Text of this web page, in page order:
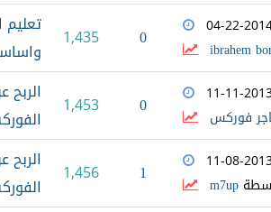
04-22-
ibrahem
0
1,435
11-11-
فوركس
0
1,453
11-08-
m7up
1
1,456